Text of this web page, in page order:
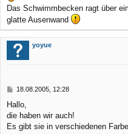
Das Schwimmbecken ragt über
glatte Ausenwand
yoyue
B
i
t
r
18.08.2005, 12:28
Hallo,
die haben wir auch!
Es gibt sie in verschiedenen